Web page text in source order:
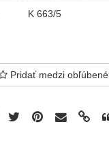
K 663/5
Pridať medzi obľúbené